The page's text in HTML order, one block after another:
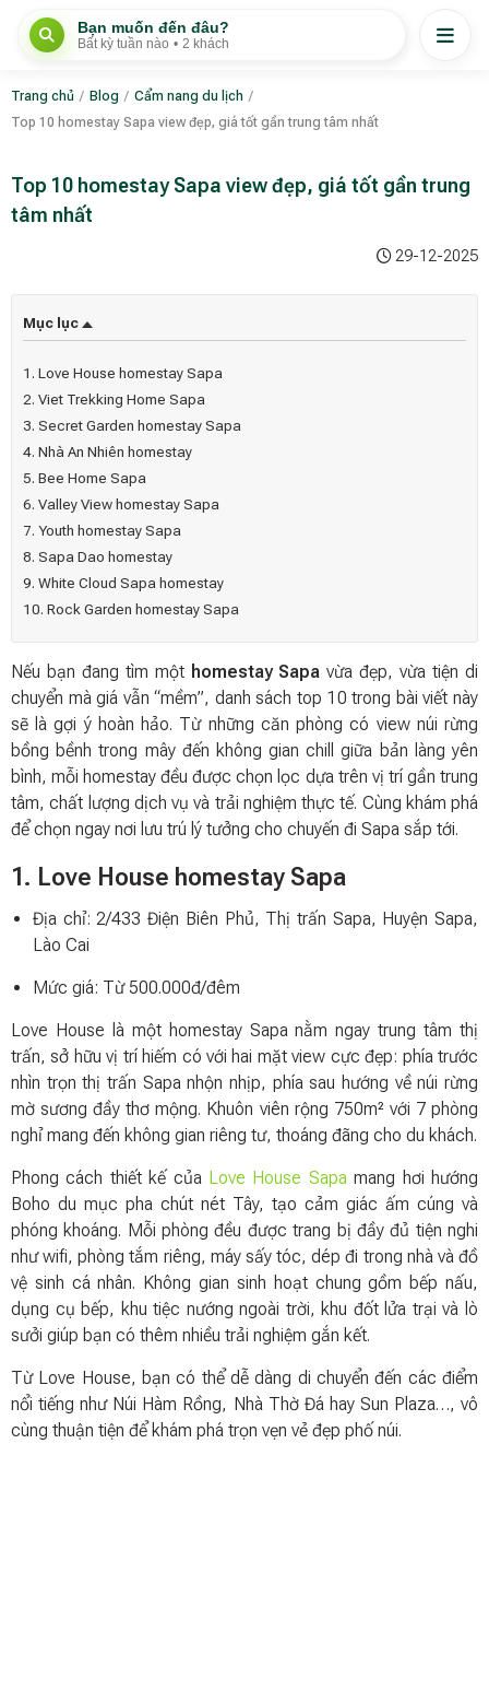
Bạn muốn đến đâu?
Bất kỳ tuần nào • 2 khách
Trang chủ / Blog / Cẩm nang du lịch /
Top 10 homestay Sapa view đẹp, giá tốt gần trung tâm nhất
Top 10 homestay Sapa view đẹp, giá tốt gần trung
tâm nhất
29-12-2025
Mục lục
1. Love House homestay Sapa
2. Viet Trekking Home Sapa
3. Secret Garden homestay Sapa
4. Nhà An Nhiên homestay
5. Bee Home Sapa
6. Valley View homestay Sapa
7. Youth homestay Sapa
8. Sapa Dao homestay
9. White Cloud Sapa homestay
10. Rock Garden homestay Sapa
Nếu bạn đang tìm một homestay Sapa vừa đẹp, vừa tiện di
chuyển mà giá vẫn “mềm”, danh sách top 10 trong bài viết này
sẽ là gợi ý hoàn hảo. Từ những căn phòng có view núi rừng
bồng bềnh trong mây đến không gian chill giữa bản làng yên
bình, mỗi homestay đều được chọn lọc dựa trên vị trí gần trung
tâm, chất lượng dịch vụ và trải nghiệm thực tế. Cùng khám phá
để chọn ngay nơi lưu trú lý tưởng cho chuyến đi Sapa sắp tới.
1. Love House homestay Sapa
Địa chỉ: 2/433 Điện Biên Phủ, Thị trấn Sapa, Huyện Sapa,
Lào Cai
Mức giá: Từ 500.000đ/đêm
Love House là một homestay Sapa nằm ngay trung tâm thị
trấn, sở hữu vị trí hiếm có với hai mặt view cực đẹp: phía trước
nhìn trọn thị trấn Sapa nhộn nhịp, phía sau hướng về núi rừng
mờ sương đầy thơ mộng. Khuôn viên rộng 750m² với 7 phòng
nghỉ mang đến không gian riêng tư, thoáng đãng cho du khách.
Phong cách thiết kế của Love House Sapamang hơi hướng
Boho du mục pha chút nét Tây, tạo cảm giác ấm cúng và
phóng khoáng. Mỗi phòng đều được trang bị đầy đủ tiện nghi
như wifi, phòng tắm riêng, máy sấy tóc, dép đi trong nhà và đồ
vệ sinh cá nhân. Không gian sinh hoạt chung gồm bếp nấu,
dụng cụ bếp, khu tiệc nướng ngoài trời, khu đốt lửa trại và lò
sưởi giúp bạn có thêm nhiều trải nghiệm gắn kết.
Từ Love House, bạn có thể dễ dàng di chuyển đến các điểm
nổi tiếng như Núi Hàm Rồng, Nhà Thờ Đá hay Sun Plaza…, vô
cùng thuận tiện để khám phá trọn vẹn vẻ đẹp phố núi.